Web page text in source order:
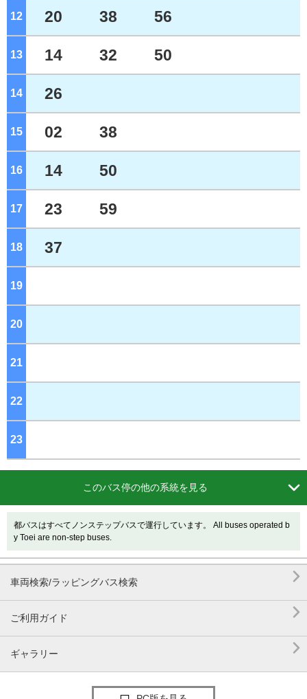
12 20 38 56
13 14 32 50
14 26
15 02 38
16 14 50
17 23 59
18 37
19
20
21
22
23
このバス停の他の系統を見る 
都バスはすべてノンステップバスで運行しています。 All buses operated b
y Toei are non-step buses.
車両検索/ラッピングバス検索 
ご利用ガイド 
ギャラリー 